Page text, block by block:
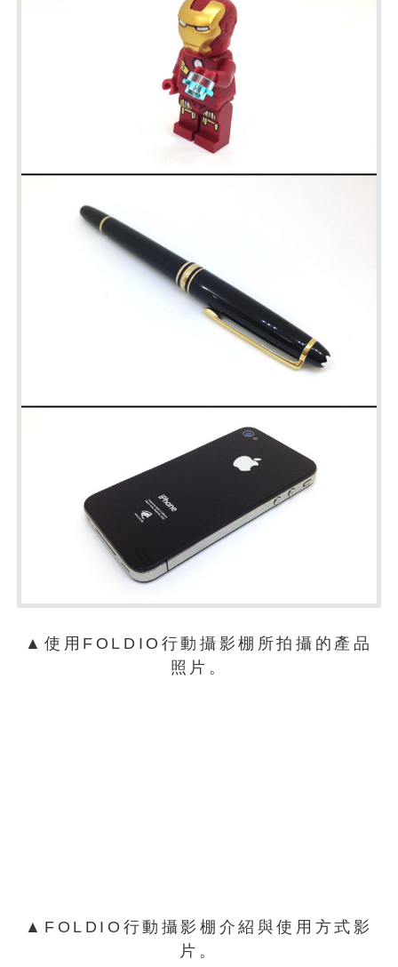
▲使用FOLDIO行動攝影棚所拍攝的產品
照片。
▲FOLDIO行動攝影棚介紹與使用方式影
片。